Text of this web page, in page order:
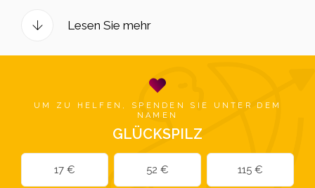
Lesen Sie mehr
UM ZU HELFEN, SPENDEN SIE UNTER DEM
NAMEN
GLÜCKSPILZ
17 € 52 € 115 €